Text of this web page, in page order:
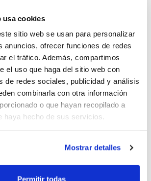
usa cookies
sitio web se usan para personalizar
anuncios, ofrecer funciones de redes
el tráfico. Además, compartimos
el uso que haga del sitio web con
de redes sociales, publicidad y análisis
combinarla con otra información
o que hayan recopilado a
haya hecho de sus servicios.
Mostrar detalles
Permitir todas
Fernández y Dani
arbitrarán en el
Cadete
Cadetes abren un intenso
de preparación